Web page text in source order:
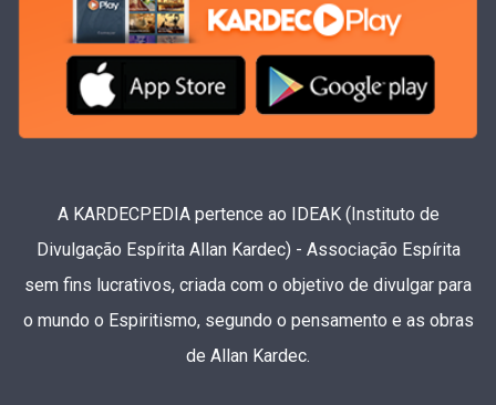
A KARDECPEDIA pertence ao IDEAK (Instituto de
Divulgação Espírita Allan Kardec) - Associação Espírita
sem fins lucrativos, criada com o objetivo de divulgar para
o mundo o Espiritismo, segundo o pensamento e as obras
de Allan Kardec.